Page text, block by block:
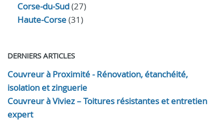
Corse-du-Sud(27)
Haute-Corse(31)
DERNIERS ARTICLES
Couvreur à Proximité - Rénovation, étanchéité,
isolation et zinguerie
Couvreur à Viviez – Toitures résistantes et entretien
expert